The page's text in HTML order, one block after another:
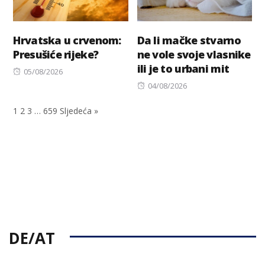
Hrvatska u crvenom:
Presušiće rijeke?
Posted
05/08/2026
Da li mačke stvarno
ne vole svoje vlasnike
ili je to urbani mit
Posted
04/08/2026
1 2 3 … 659 Sljedeća »
DE/AT